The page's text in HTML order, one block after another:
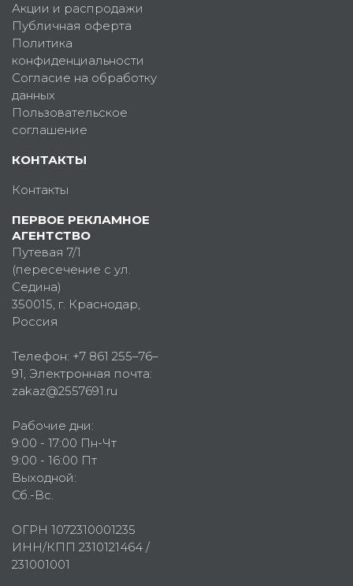
Акции и распродажи
Публичная оферта
Политика
конфиденциальности
Согласие на обработку
данных
Пользовательское
соглашение
КОНТАКТЫ
Контакты
ПЕРВОЕ РЕКЛАМНОЕ
АГЕНТСТВО
Путевая 7/1
(пересечение с ул.
Седина)
350015, г. Краснодар,
Россия
Телефон: +7 861 255–76–
91, Электронная почта:
zakaz@2557691.ru
Рабочие дни:
9:00 - 17:00 Пн-Чт
9:00 - 16:00 Пт
Выходной:
Сб.-Вс.
ОГРН 1072310001235
ИНН/КПП 2310121464 /
231001001